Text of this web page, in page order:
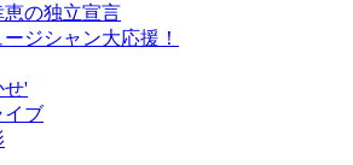
の独立宣言
ジシャン大応援！
せ'
イブ